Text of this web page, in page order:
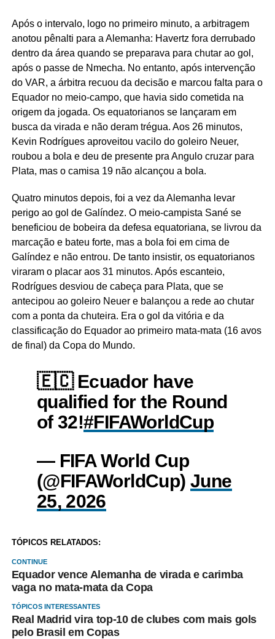
Após o intervalo, logo no primeiro minuto, a arbitragem
anotou pênalti para a Alemanha: Havertz fora derrubado
dentro da área quando se preparava para chutar ao gol,
após o passe de Nmecha. No entanto, após intervenção
do VAR, a árbitra recuou da decisão e marcou falta para o
Equador no meio-campo, que havia sido cometida na
origem da jogada. Os equatorianos se lançaram em
busca da virada e não deram trégua. Aos 26 minutos,
Kevin Rodrígues aproveitou vacilo do goleiro Neuer,
roubou a bola e deu de presente pra Angulo cruzar para
Plata, mas o camisa 19 não alcançou a bola.
Quatro minutos depois, foi a vez da Alemanha levar
perigo ao gol de Galíndez. O meio-campista Sané se
beneficiou de bobeira da defesa equatoriana, se livrou da
marcação e bateu forte, mas a bola foi em cima de
Galíndez e não entrou. De tanto insistir, os equatorianos
viraram o placar aos 31 minutos. Após escanteio,
Rodrígues desviou de cabeça para Plata, que se
antecipou ao goleiro Neuer e balançou a rede ao chutar
com a ponta da chuteira. Era o gol da vitória e da
classificação do Equador ao primeiro mata-mata (16 avos
de final) da Copa do Mundo.
🇪🇨 Ecuador have
qualified for the Round
of 32!#FIFAWorldCup
— FIFA World Cup
(@FIFAWorldCup) June
25, 2026
TÓPICOS RELATADOS:
CONTINUE
Equador vence Alemanha de virada e carimba
vaga no mata-mata da Copa
TÓPICOS INTERESSANTES
Real Madrid vira top-10 de clubes com mais gols
pelo Brasil em Copas